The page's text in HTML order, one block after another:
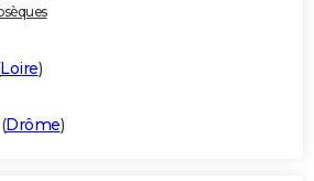
Loire)
(Drôme)